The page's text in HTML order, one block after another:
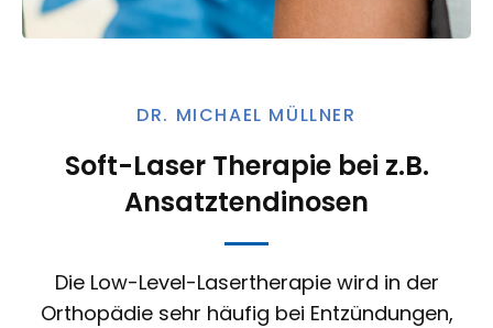
DR. MICHAEL MÜLLNER
Soft-Laser Therapie bei z.B.
Ansatztendinosen
Die Low-Level-Lasertherapie wird in der
Orthopädie sehr häufig bei Entzündungen,